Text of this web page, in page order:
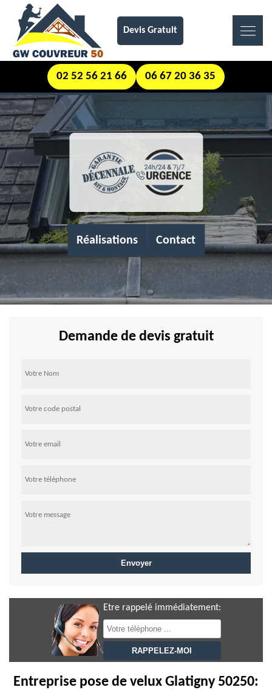
Devis Gratuit
02 52 56 21 66 06 67 20 36 35
Réalisations Contact
Demande de devis gratuit
Etre rappelé immédiatement:
Entreprise pose de velux Glatigny 50250: